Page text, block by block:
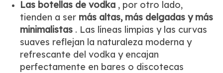
Las botellas de vodka , por otro lado,
tienden a ser más altas, más delgadas y más
minimalistas . Las líneas limpias y las curvas
suaves reflejan la naturaleza moderna y
refrescante del vodka y encajan
perfectamente en bares o discotecas